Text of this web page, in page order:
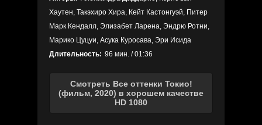
Хаутен, Такэхиро Хира, Кейт Кастонгуэй, Питер
Марк Кендалл, Элизабет Ларена, Эндрю Ротни,
Марико Цуцуи, Асука Куросава, Эри Исида
Длительность: 96 мин. / 01:36
Смотреть Все оттенки Токио!
(фильм, 2020) в хорошем качестве
HD 1080